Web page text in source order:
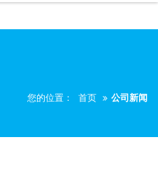
您的位置： 首页 公司新闻